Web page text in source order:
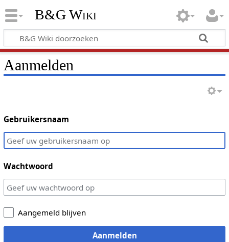
B&G Wiki
Aanmelden
Gebruikersnaam
Wachtwoord
Aangemeld blijven
Aanmelden